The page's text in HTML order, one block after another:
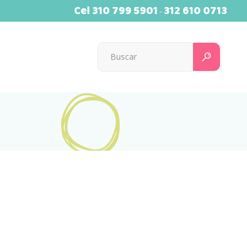
Cel310 799 5901 - 312 610 0713